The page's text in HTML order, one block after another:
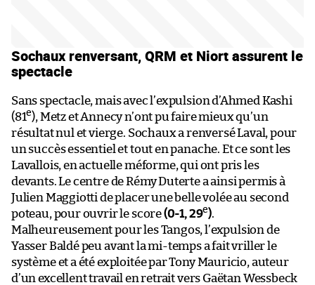
Sochaux renversant, QRM et Niort assurent le
spectacle
Sans spectacle, mais avec l’expulsion d’Ahmed Kashi
(81e), Metz et Annecy n’ont pu faire mieux qu’un
résultat nul et vierge. Sochaux a renversé Laval, pour
un succès essentiel et tout en panache. Et ce sont les
Lavallois, en actuelle méforme, qui ont pris les
devants. Le centre de Rémy Duterte a ainsi permis à
Julien Maggiotti de placer une belle volée au second
poteau, pour ouvrir le score(0-1, 29e).
Malheureusement pour les Tangos, l’expulsion de
Yasser Baldé peu avant la mi-temps a fait vriller le
système et a été exploitée par Tony Mauricio, auteur
d’un excellent travail en retrait vers Gaëtan Wessbeck